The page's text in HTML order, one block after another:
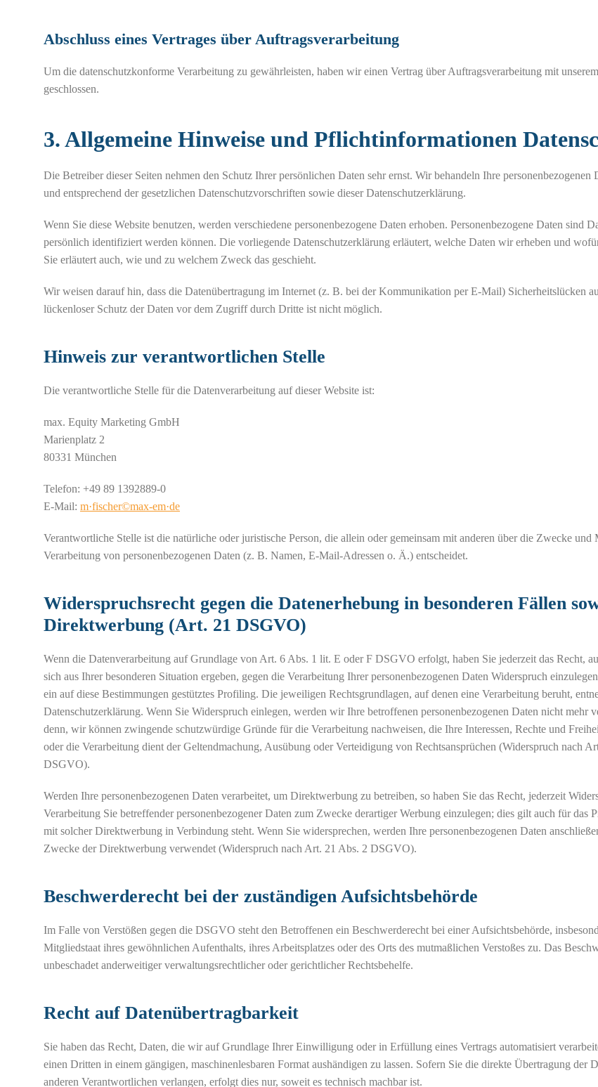
Abschluss eines Vertrages über Auftragsverarbeitung
Um die datenschutzkonforme Verarbeitung zu gewährleisten, haben wir einen Vertrag über Auftragsverarbeitung mit
geschlossen.
3. Allgemeine Hinweise und Pflichtinformationen
Die Betreiber dieser Seiten nehmen den Schutz Ihrer persönlichen Daten sehr ernst. Wir behandeln Ihre personenbezogenen
und entsprechend der gesetzlichen Datenschutzvorschriften sowie dieser Datenschutzerklärung.
Wenn Sie diese Website benutzen, werden verschiedene personenbezogene Daten erhoben. Personenbezogene Daten sind
persönlich identifiziert werden können. Die vorliegende Datenschutzerklärung erläutert, welche Daten wir erheben und
Sie erläutert auch, wie und zu welchem Zweck das geschieht.
Wir weisen darauf hin, dass die Datenübertragung im Internet (z. B. bei der Kommunikation per E-Mail) Sicherheitslücken
lückenloser Schutz der Daten vor dem Zugriff durch Dritte ist nicht möglich.
Hinweis zur verantwortlichen Stelle
Die verantwortliche Stelle für die Datenverarbeitung auf dieser Website ist:
max. Equity Marketing GmbH
Marienplatz 2
80331 München
Telefon: +49 89 1392889-0
E-Mail: m·fischer©max-em·de
Verantwortliche Stelle ist die natürliche oder juristische Person, die allein oder gemeinsam mit anderen über die Zwecke und
Verarbeitung von personenbezogenen Daten (z. B. Namen, E-Mail-Adressen o. Ä.) entscheidet.
Widerspruchsrecht gegen die Datenerhebung in besonderen Fällen
Direktwerbung (Art. 21 DSGVO)
Wenn die Datenverarbeitung auf Grundlage von Art. 6 Abs. 1 lit. E oder F DSGVO erfolgt, haben Sie jederzeit das Recht,
sich aus Ihrer besonderen Situation ergeben, gegen die Verarbeitung Ihrer personenbezogenen Daten Widerspruch
ein auf diese Bestimmungen gestütztes Profiling. Die jeweiligen Rechtsgrundlagen, auf denen eine Verarbeitung beruht,
Datenschutzerklärung. Wenn Sie Widerspruch einlegen, werden wir Ihre betroffenen personenbezogenen Daten nicht mehr
denn, wir können zwingende schutzwürdige Gründe für die Verarbeitung nachweisen, die Ihre Interessen, Rechte und
oder die Verarbeitung dient der Geltendmachung, Ausübung oder Verteidigung von Rechtsansprüchen (Widerspruch nach
DSGVO).
Werden Ihre personenbezogenen Daten verarbeitet, um Direktwerbung zu betreiben, so haben Sie das Recht, jederzeit
Verarbeitung Sie betreffender personenbezogener Daten zum Zwecke derartiger Werbung einzulegen; dies gilt auch für das
mit solcher Direktwerbung in Verbindung steht. Wenn Sie widersprechen, werden Ihre personenbezogenen Daten
Zwecke der Direktwerbung verwendet (Widerspruch nach Art. 21 Abs. 2 DSGVO).
Beschwerderecht bei der zuständigen Aufsichtsbehörde
Im Falle von Verstößen gegen die DSGVO steht den Betroffenen ein Beschwerderecht bei einer Aufsichtsbehörde,
Mitgliedstaat ihres gewöhnlichen Aufenthalts, ihres Arbeitsplatzes oder des Orts des mutmaßlichen Verstoßes zu. Das
unbeschadet anderweitiger verwaltungsrechtlicher oder gerichtlicher Rechtsbehelfe.
Recht auf Datenübertragbarkeit
Sie haben das Recht, Daten, die wir auf Grundlage Ihrer Einwilligung oder in Erfüllung eines Vertrags automatisiert
einen Dritten in einem gängigen, maschinenlesbaren Format aushändigen zu lassen. Sofern Sie die direkte Übertragung der
anderen Verantwortlichen verlangen, erfolgt dies nur, soweit es technisch machbar ist.
Switch The Language